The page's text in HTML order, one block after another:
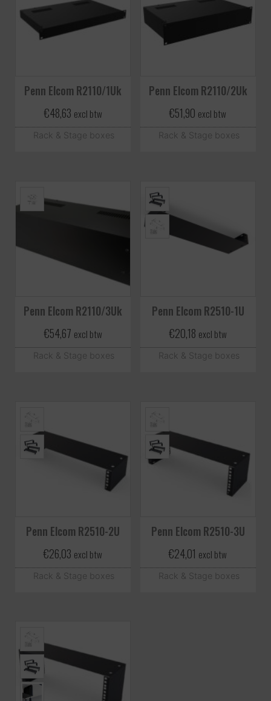
Penn Elcom R2110/1Uk
€48,63 excl btw
Rack & Stage boxes
Penn Elcom R2110/2Uk
€51,90 excl btw
Rack & Stage boxes
Penn Elcom R2110/3Uk
€54,67 excl btw
Rack & Stage boxes
Penn Elcom R2510-1U
€20,18 excl btw
Rack & Stage boxes
Penn Elcom R2510-2U
€26,03 excl btw
Rack & Stage boxes
Penn Elcom R2510-3U
€24,01 excl btw
Rack & Stage boxes